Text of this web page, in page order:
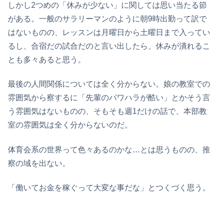
しかし2つめの「休みが少ない」に関しては思い当たる節
がある。一般のサラリーマンのように朝9時出勤って訳で
はないものの、レッスンは月曜日から土曜日まで入ってい
るし、合宿だの試合だのと言い出したら、休みが潰れるこ
とも多々あると思う。
最後の人間関係については全く分からない。娘の教室での
雰囲気から察するに「先輩のパワハラが酷い」とかそう言
う雰囲気はないものの、そもそも週1だけの話で、本部教
室の雰囲気は全く分からないのだ。
体育会系の世界って色々あるのかな…とは思うものの、推
察の域を出ない。
「働いてお金を稼ぐって大変な事だな」とつくづく思う。